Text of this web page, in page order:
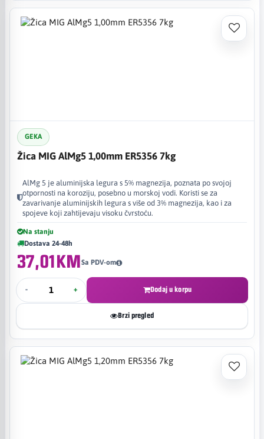
GEKA
Žica MIG AlMg5 1,00mm ER5356 7kg
AlMg 5 je aluminijska legura s 5% magnezija, poznata po svojoj
otpornosti na koroziju, posebno u morskoj vodi. Koristi se za
zavarivanje aluminijskih legura s više od 3% magnezija, kao i za
spojeve koji zahtijevaju visoku čvrstoću.
Na stanju
Dostava 24-48h
37,01KMSa PDV-om
- + Dodaj u korpu
Brzi pregled